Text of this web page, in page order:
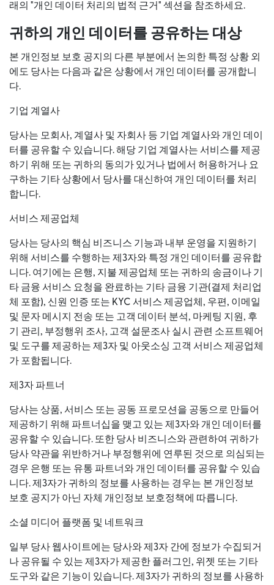
래의 "개인 데이터 처리의 법적 근거" 섹션을 참조하세요.
귀하의 개인 데이터를 공유하는 대상
본 개인정보 보호 공지의 다른 부분에서 논의한 특정 상황 외
에도 당사는 다음과 같은 상황에서 개인 데이터를 공개합니
다.
기업 계열사
당사는 모회사, 계열사 및 자회사 등 기업 계열사와 개인 데이
터를 공유할 수 있습니다. 해당 기업 계열사는 서비스를 제공
하기 위해 또는 귀하의 동의가 있거나 법에서 허용하거나 요
구하는 기타 상황에서 당사를 대신하여 개인 데이터를 처리
합니다.
서비스 제공업체
당사는 당사의 핵심 비즈니스 기능과 내부 운영을 지원하기
위해 서비스를 수행하는 제3자와 특정 개인 데이터를 공유합
니다. 여기에는 은행, 지불 제공업체 또는 귀하의 송금이나 기
타 금융 서비스 요청을 완료하는 기타 금융 기관(결제 처리업
체 포함), 신원 인증 또는 KYC 서비스 제공업체, 우편, 이메일
및 문자 메시지 전송 또는 고객 데이터 분석, 마케팅 지원, 후
기 관리, 부정행위 조사, 고객 설문조사 실시 관련 소프트웨어
및 도구를 제공하는 제3자 및 아웃소싱 고객 서비스 제공업체
가 포함됩니다.
제3자 파트너
당사는 상품, 서비스 또는 공동 프로모션을 공동으로 만들어
제공하기 위해 파트너십을 맺고 있는 제3자와 개인 데이터를
공유할 수 있습니다. 또한 당사 비즈니스와 관련하여 귀하가
당사 약관을 위반하거나 부정행위에 연루된 것으로 의심되는
경우 은행 또는 유통 파트너와 개인 데이터를 공유할 수 있습
니다. 제3자가 귀하의 정보를 사용하는 경우는 본 개인정보
보호 공지가 아닌 자체 개인정보 보호정책에 따릅니다.
소셜 미디어 플랫폼 및 네트워크
일부 당사 웹사이트에는 당사와 제3자 간에 정보가 수집되거
나 공유될 수 있는 제3자가 제공한 플러그인, 위젯 또는 기타
도구와 같은 기능이 있습니다. 제3자가 귀하의 정보를 사용하